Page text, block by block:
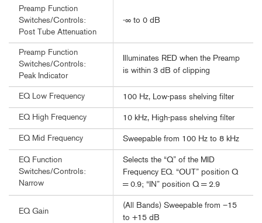
Preamp Function
Switches/Controls:
Post Tube Attenuation
-∞ to 0 dB
Preamp Function
Switches/Controls:
Peak Indicator
Illuminates RED when the Preamp
is within 3 dB of clipping
EQ Low Frequency 100 Hz, Low-pass shelving filter
EQ High Frequency 10 kHz, High-pass shelving filter
EQ Mid Frequency Sweepable from 100 Hz to 8 kHz
EQ Function
Switches/Controls:
Narrow
Selects the “Q” of the MID
Frequency EQ. “OUT” position Q
= 0.9; “IN” position Q = 2.9
EQ Gain
(All Bands) Sweepable from –15
to +15 dB